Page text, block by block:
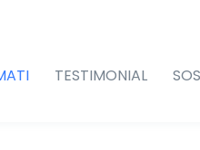
TESTIMONIAL